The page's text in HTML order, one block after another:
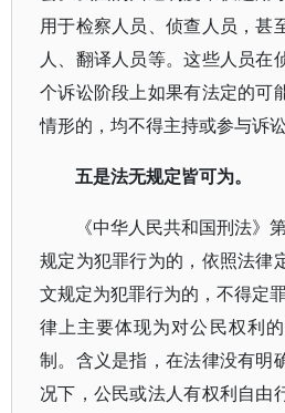
用于检察人员、侦查人员，甚
人、翻译人员等。这些人员在
个诉讼阶段上如果有法定的可
情形的，均不得主持或参与诉讼
五是法无规定皆可为。
《中华人民共和国刑法》
规定为犯罪行为的，依照法律
文规定为犯罪行为的，不得定
律上主要体现为对公民权利
制。含义是指，在法律没有明
况下，公民或法人有权利自由